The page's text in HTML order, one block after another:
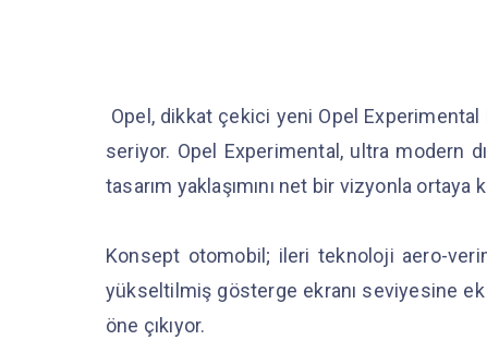
Opel, dikkat çekici yeni Opel Experimental
seriyor. Opel Experimental, ultra modern
tasarım yaklaşımını net bir vizyonla ortaya
Konsept otomobil; ileri teknoloji aero-
yükseltilmiş gösterge ekranı seviyesine
öne çıkıyor.